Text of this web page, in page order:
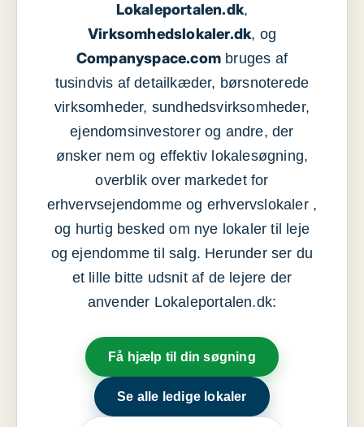
Lokaleportalen.dk,
Virksomhedslokaler.dk, og
Companyspace.com bruges af
tusindvis af detailkæder, børsnoterede
virksomheder, sundhedsvirksomheder,
ejendomsinvestorer og andre, der
ønsker nem og effektiv lokalesøgning,
overblik over markedet for
erhvervsejendomme og erhvervslokaler ,
og hurtig besked om nye lokaler til leje
og ejendomme til salg. Herunder ser du
et lille bitte udsnit af de lejere der
anvender Lokaleportalen.dk:
Få hjælp til din søgning
Se alle ledige lokaler